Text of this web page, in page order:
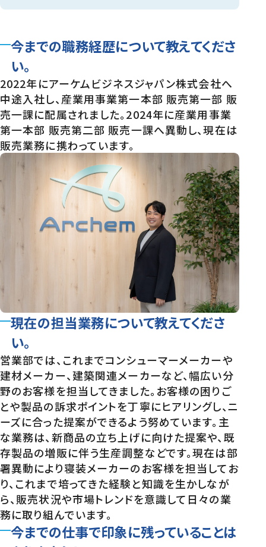
今までの職務経歴について教えてくださ
い。
2022年にアーケムビジネスジャパン株式会社へ
中途入社し、産業用事業第一本部 販売第一部 販
売一課に配属されました。2024年に産業用事業
第一本部 販売第二部 販売一課へ異動し、現在は
販売業務に携わっています。
現在の担当業務について教えてくださ
い。
営業部では、これまでコンシューマーメーカーや
建材メーカー、建築関連メーカーなど、幅広い分
野のお客様を担当してきました。お客様の困りご
とや製品の訴求ポイントを丁寧にヒアリングし、ニ
ーズに合った提案ができるよう努めています。主
な業務は、新商品の立ち上げに向けた提案や、既
存製品の増販に伴う生産調整などです。現在は部
署異動により寝装メーカーのお客様を担当してお
り、これまで培ってきた経験と知識を生かしなが
ら、販売状況や市場トレンドを意識して日々の業
務に取り組んでいます。
今までの仕事で印象に残っていることは